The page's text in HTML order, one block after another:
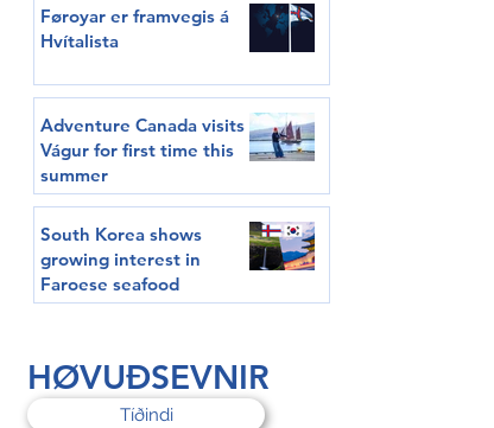
Føroyar er framvegis á
Hvítalista
Adventure Canada visits
Vágur for first time this
summer
South Korea shows
growing interest in
Faroese seafood
HØVUÐSEVNIR
Tíðindi